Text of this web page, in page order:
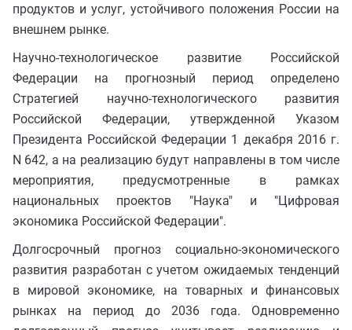
продуктов и услуг, устойчивого положения России на
внешнем рынке.
Научно-технологическое развитие Российской
Федерации на прогнозный период определено
Стратегией научно-технологического развития
Российской Федерации, утвержденной Указом
Президента Российской Федерации 1 декабря 2016 г.
N 642, а на реализацию будут направлены в том числе
мероприятия, предусмотренные в рамках
национальных проектов "Наука" и "Цифровая
экономика Российской Федерации".
Долгосрочный прогноз социально-экономического
развития разработан с учетом ожидаемых тенденций
в мировой экономике, на товарных и финансовых
рынках на период до 2036 года. Одновременно